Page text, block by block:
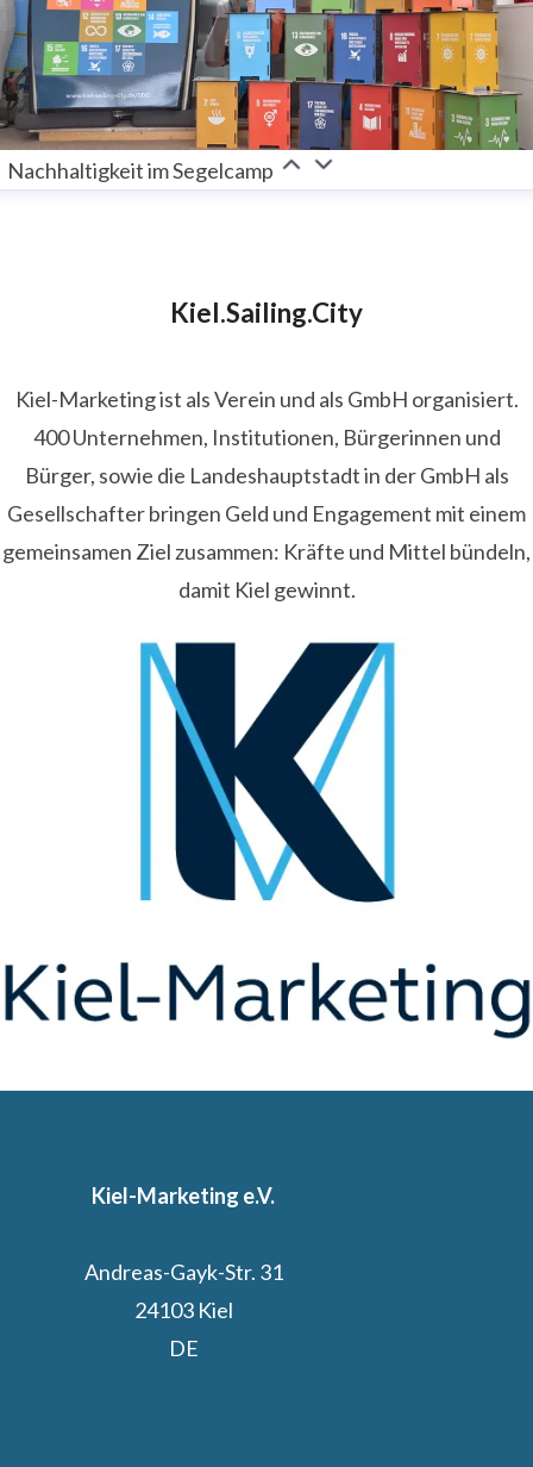
Nachhaltigkeit im Segelcamp
Kiel.Sailing.City
Kiel-Marketing ist als Verein und als GmbH organisiert.
400 Unternehmen, Institutionen, Bürgerinnen und
Bürger, sowie die Landeshauptstadt in der GmbH als
Gesellschafter bringen Geld und Engagement mit einem
gemeinsamen Ziel zusammen: Kräfte und Mittel bündeln,
damit Kiel gewinnt.
Kiel-Marketing e.V.
Andreas-Gayk-Str. 31
24103 Kiel
DE